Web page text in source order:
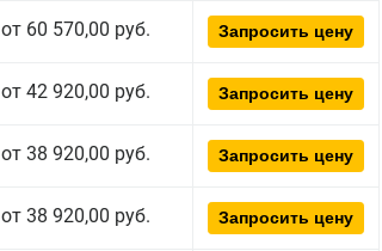
от 60 570,00 руб. Запросить цену
от 42 920,00 руб. Запросить цену
от 38 920,00 руб. Запросить цену
от 38 920,00 руб. Запросить цену